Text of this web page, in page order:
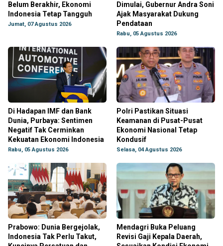
Belum Berakhir, Ekonomi
Indonesia Tetap Tangguh
Jumat, 07 Agustus 2026
Dimulai, Gubernur Andra Soni
Ajak Masyarakat Dukung
Pendataan
Rabu, 05 Agustus 2026
Di Hadapan IMF dan Bank
Dunia, Purbaya: Sentimen
Negatif Tak Cerminkan
Kekuatan Ekonomi Indonesia
Rabu, 05 Agustus 2026
Polri Pastikan Situasi
Keamanan di Pusat-Pusat
Ekonomi Nasional Tetap
Kondusif
Selasa, 04 Agustus 2026
Prabowo: Dunia Bergejolak,
Indonesia Tak Perlu Takut,
Mendagri Buka Peluang
Revisi Gaji Kepala Daerah,